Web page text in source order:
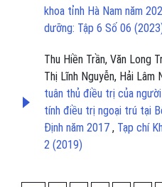
khoa tỉnh Hà Nam năm
dưỡng: Tập 6 Số 06
Thu Hiền Trần, Văn Long
Thị Lĩnh Nguyễn, Hải Lâm
tuân thủ điều trị của
tính điều trị ngoại trú tại
Định năm 2017 , Tạp chí
2 (2019)